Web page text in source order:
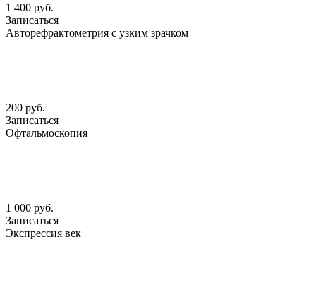
1 400 руб.
Записаться
Авторефрактометрия с узким зрачком
200 руб.
Записаться
Офтальмоскопия
1 000 руб.
Записаться
Экспрессия век